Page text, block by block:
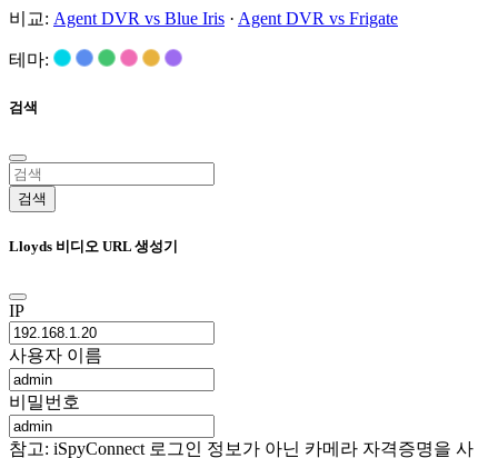
비교: Agent DVR vs Blue Iris · Agent DVR vs Frigate
테마:
검색
검색
Lloyds 비디오 URL 생성기
IP
사용자 이름
비밀번호
참고: iSpyConnect 로그인 정보가 아닌 카메라 자격증명을 사